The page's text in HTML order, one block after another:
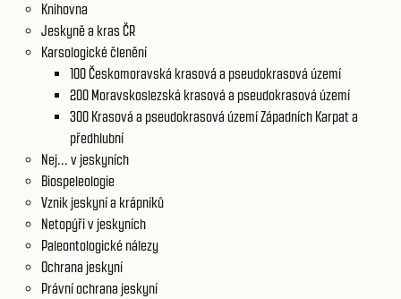
Knihovna
Jeskyně a kras ČR
Karsologické členění
100 Českomoravská krasová a pseudokrasová území
200 Moravskoslezská krasová a pseudokrasová území
300 Krasová a pseudokrasová území Západních Karpat a
předhlubní
Nej... v jeskyních
Biospeleologie
Vznik jeskyní a krápníků
Netopýři v jeskyních
Paleontologické nálezy
Ochrana jeskyní
Právní ochrana jeskyní